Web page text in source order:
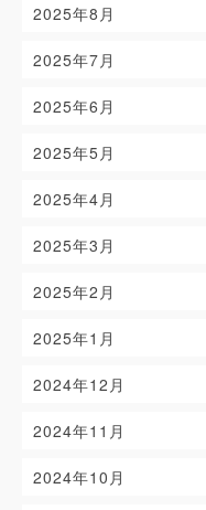
2025年8月
2025年7月
2025年6月
2025年5月
2025年4月
2025年3月
2025年2月
2025年1月
2024年12月
2024年11月
2024年10月